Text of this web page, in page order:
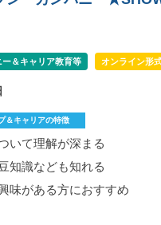
＆キャリア教育等 オンライン形
＆キャリアの特徴
いて理解が深まる
知識なども知れる
味がある方におすすめ